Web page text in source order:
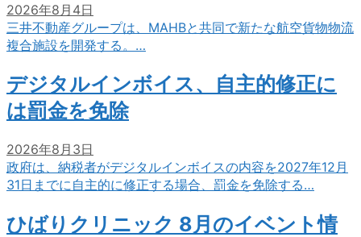
2026年8月4日
三井不動産グループは、MAHBと共同で新たな航空貨物物流
複合施設を開発する。…
デジタルインボイス、自主的修正に
は罰金を免除
2026年8月3日
政府は、納税者がデジタルインボイスの内容を2027年12月
31日までに自主的に修正する場合、罰金を免除する…
ひばりクリニック 8月のイベント情